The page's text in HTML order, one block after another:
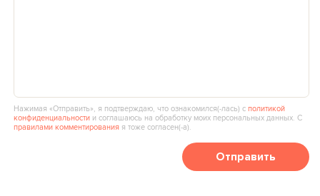
Нажимая «Отправить», я подтверждаю, что ознакомился(‑лась) сполитикой
конфиденциальности и соглашаюсь на обработку моих персональных данных. С
правилами комментирования я тоже согласен(‑а).
Отправить